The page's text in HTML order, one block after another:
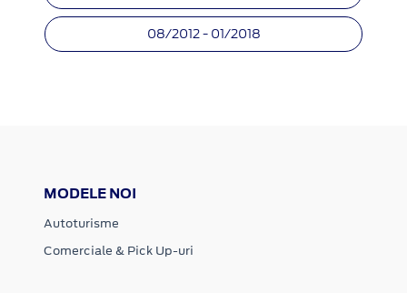
08/2012 - 01/2018
MODELE NOI
Autoturisme
Comerciale & Pick Up-uri